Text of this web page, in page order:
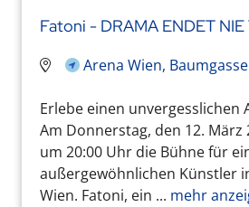
Fatoni - DRAMA ENDET
Arena Wien,
Erlebe einen unvergesslichen
Am Donnerstag, den 12. März
um 20:00 Uhr die Bühne für
außergewöhnlichen Künstler
Wien. Fatoni, ein ... mehr